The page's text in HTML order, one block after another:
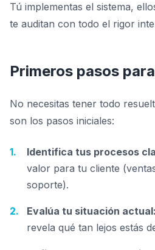
Tú implementas el sistema,
te auditan con todo el rigor
Primeros pasos
No necesitas tener todo
son los pasos iniciales:
Identifica tus procesos
valor para tu cliente
soporte).
Evalúa tu situación actual:
revela qué tan lejos estás